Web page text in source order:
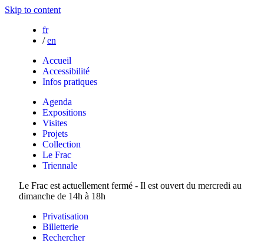
Skip to content
fr
/ en
Accueil
Accessibilité
Infos pratiques
Agenda
Expositions
Visites
Projets
Collection
Le Frac
Triennale
Le Frac est actuellement fermé - Il est ouvert du mercredi au
dimanche de 14h à 18h
Privatisation
Billetterie
Rechercher